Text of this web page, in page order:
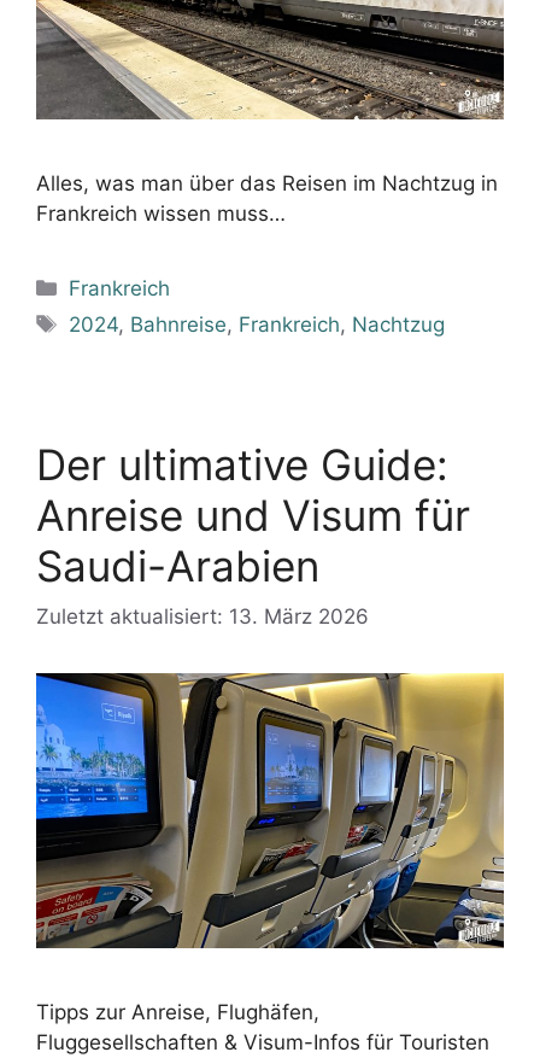
Alles, was man über das Reisen im Nachtzug in
Frankreich wissen muss…
Kategorien
Frankreich
Schlagwörter
2024, Bahnreise, Frankreich, Nachtzug
Der ultimative Guide:
Anreise und Visum für
Saudi-Arabien
Zuletzt aktualisiert: 13. März 2026
Tipps zur Anreise, Flughäfen,
Fluggesellschaften & Visum-Infos für Touristen